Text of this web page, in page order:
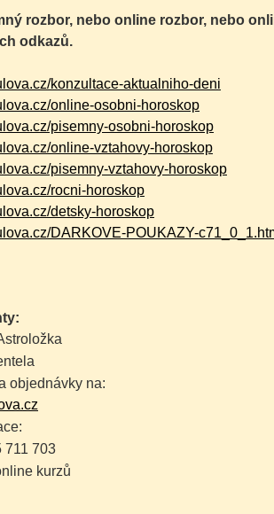
rozbor, nebo online rozbor, nebo
odkazů.
konzultace-aktualniho-deni
online-osobni-horoskop
pisemny-osobni-horoskop
online-vztahovy-horoskop
pisemny-vztahovy-horoskop
rocni-horoskop
detsky-horoskop
DARKOVE-POUKAZY-
objednávky na:
711 703
kurzů